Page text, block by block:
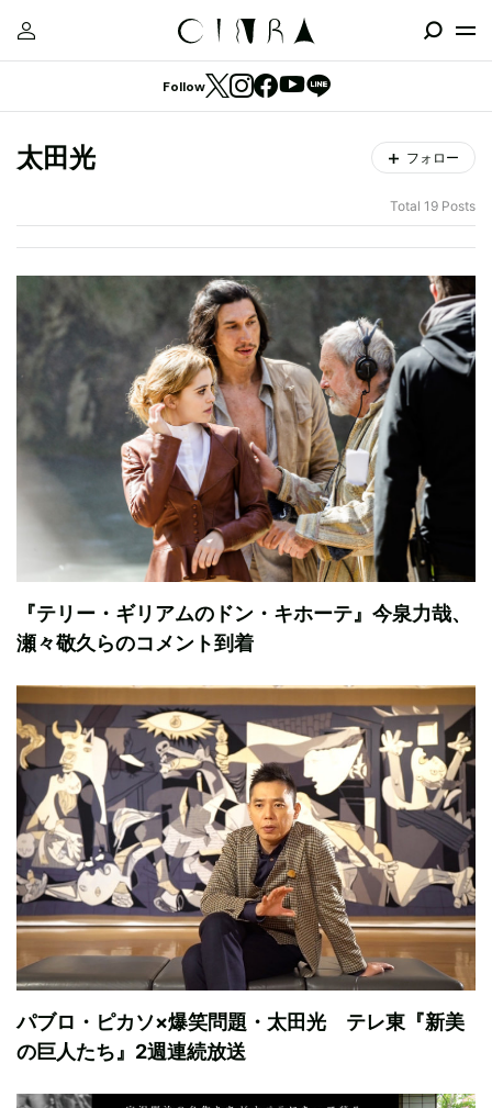
Follow
太田光 フォロー
Total 19 Posts
『テリー・ギリアムのドン・キホーテ』今泉力哉、
瀬々敬久らのコメント到着
パブロ・ピカソ×爆笑問題・太田光 テレ東『新美
の巨人たち』2週連続放送